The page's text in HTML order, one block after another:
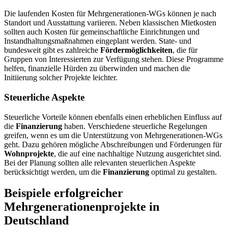
Die laufenden Kosten für Mehrgenerationen-WGs können je nach
Standort und Ausstattung variieren. Neben klassischen Mietkosten
sollten auch Kosten für gemeinschaftliche Einrichtungen und
Instandhaltungsmaßnahmen eingeplant werden. State- und
bundesweit gibt es zahlreiche Fördermöglichkeiten, die für
Gruppen von Interessierten zur Verfügung stehen. Diese Programme
helfen, finanzielle Hürden zu überwinden und machen die
Initiierung solcher Projekte leichter.
Steuerliche Aspekte
Steuerliche Vorteile können ebenfalls einen erheblichen Einfluss auf
die Finanzierung haben. Verschiedene steuerliche Regelungen
greifen, wenn es um die Unterstützung von Mehrgenerationen-WGs
geht. Dazu gehören mögliche Abschreibungen und Förderungen für
Wohnprojekte, die auf eine nachhaltige Nutzung ausgerichtet sind.
Bei der Planung sollten alle relevanten steuerlichen Aspekte
berücksichtigt werden, um die Finanzierung optimal zu gestalten.
Beispiele erfolgreicher
Mehrgenerationenprojekte in
Deutschland